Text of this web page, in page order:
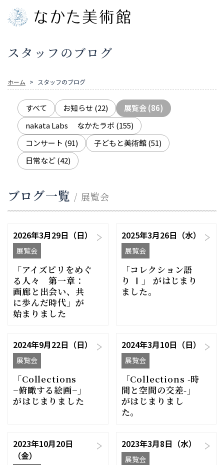
スタッフのブログ
ホーム スタッフのブログ
すべて お知らせ (22) 展覧会(86)
nakata Labs なかたラボ (155)
コンサート (91) 子どもと美術館(51)
日常など(42)
ブログ一覧 / 展覧会
2026年3月29日（日）
展覧会
「アイズピリをめぐ
る人々 第一章：
画廊と出会い、共
に歩んだ時代」が
始まりました
2025年3月26日（水）
展覧会
「コレクション語
り Ⅰ」 がはじまり
ました。
2024年9月22日（日）
展覧会
「Collections
−俯瞰する絵画−」
がはじまりました
2024年3月10日（日）
展覧会
「Collections -時
間と空間の交差-」
がはじまりまし
た。
2023年10月20日
（金）
2023年3月8日（水）
展覧会